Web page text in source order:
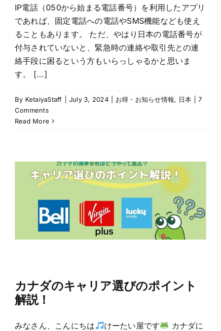
IP電話（050から始まる電話番号）を利用したアプリ
であれば、固定電話への電話やSMS機能なども使え
ることもあります。 ただ、やはり日本の電話番号が
付与されていないと、緊急時の連絡や取引先との連
絡手段に困るという方もいらっしゃるかと思いま
す。 [...]
By KetaiyaStaff July 3, 2024 お得・お知らせ情報, 日本
7
Comments
Read More
カナダのキャリア選びのポイント
解説！
みなさん、こんにちは けーたい屋です
カナダに